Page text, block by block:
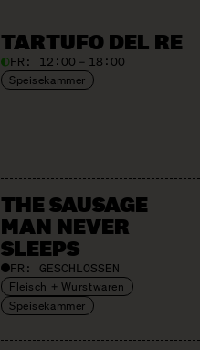
TARTUFO DEL RE
FR: 12:00 – 18:00
Speisekammer
THE SAUSAGE
MAN NEVER
SLEEPS
FR: GESCHLOSSEN
Fleisch + Wurstwaren
Speisekammer